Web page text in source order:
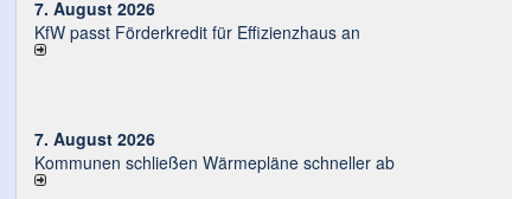
7. August 2026
KfW passt Förderkredit für Effizienzhaus an
7. August 2026
Kommunen schließen Wärmepläne schneller ab